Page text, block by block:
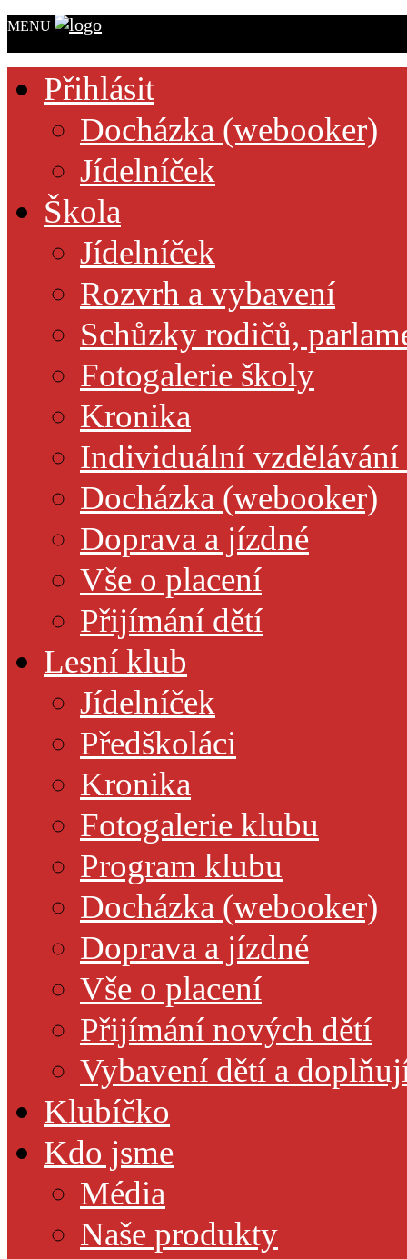
MENU
Přihlásit
Docházka (webooker)
Jídelníček
Škola
Jídelníček
Rozvrh a vybavení
Schůzky rodičů,
Fotogalerie školy
Kronika
Individuální vzdělávání
Docházka (webooker)
Doprava a jízdné
Vše o placení
Přijímání dětí
Lesní klub
Jídelníček
Předškoláci
Kronika
Fotogalerie klubu
Program klubu
Docházka (webooker)
Doprava a jízdné
Vše o placení
Přijímání nových dětí
Vybavení dětí a
Klubíčko
Kdo jsme
Média
Naše produkty